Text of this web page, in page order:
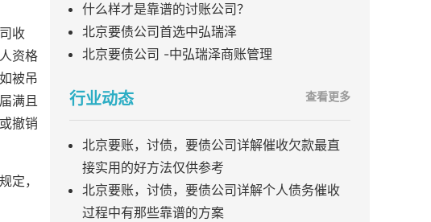
收
资格
被吊
满且
撤销
定，
什么样才是靠谱的讨账公司？
北京要债公司首选中弘瑞泽
北京要债公司 -中弘瑞泽商账管理
行业动态 查看更多
北京要账，讨债，要债公司详解催收欠款最直
接实用的好方法仅供参考
北京要账，讨债，要债公司详解个人债务催收
过程中有那些靠谱的方案